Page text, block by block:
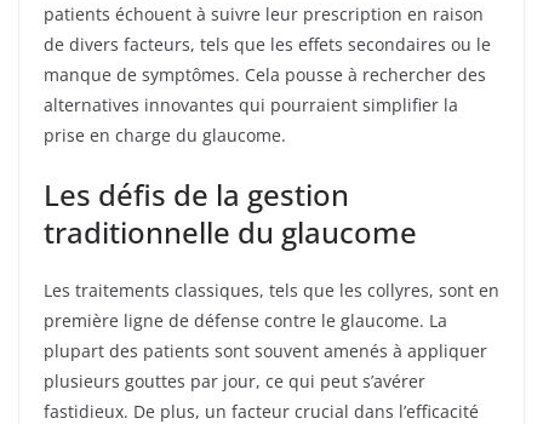
patients échouent à suivre leur prescription en raison
de divers facteurs, tels que les effets secondaires ou le
manque de symptômes. Cela pousse à rechercher des
alternatives innovantes qui pourraient simplifier la
prise en charge du glaucome.
Les défis de la gestion
traditionnelle du glaucome
Les traitements classiques, tels que les collyres, sont en
première ligne de défense contre le glaucome. La
plupart des patients sont souvent amenés à appliquer
plusieurs gouttes par jour, ce qui peut s’avérer
fastidieux. De plus, un facteur crucial dans l’efficacité